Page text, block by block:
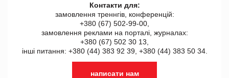
Контакти для:
замовлення треннгів, конференцій:
+380 (67) 502-99-00,
замовлення реклами на порталі, журналах:
+380 (67) 502 30 13,
інші питання: +380 (44) 383 92 39, +380 (44) 383 50 34.
написати нам